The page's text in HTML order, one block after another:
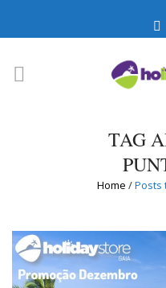
TAG
Home /Posts